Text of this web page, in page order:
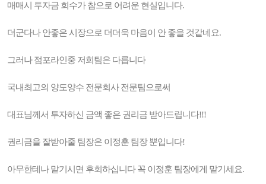
매매시 투자금 회수가 참으로 어려운 현실입니다.
더군다나 안좋은 시장으로 더더욱 마음이 안 좋을 것같네요.
그러나 점포라인중 저희팀은 다릅니다
국내최고의 양도양수 전문회사 전문팀으로써
대표님께서 투자하신 금액 좋은 권리금 받아드립니다!!!
권리금을 잘받아줄 팀장은 이정훈 팀장 뿐입니다!
아무한테나 맡기시면 후회하십니다 꼭 이정훈 팀장에게 맡기세요.